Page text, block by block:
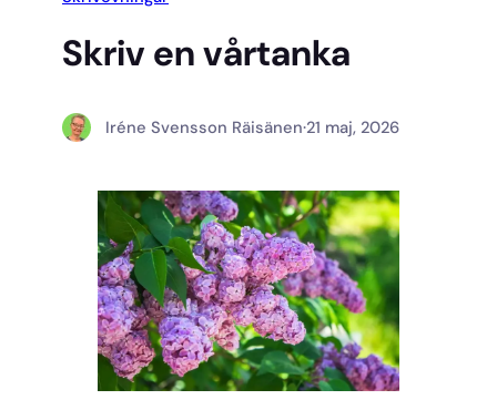
Skriv en vårtanka
Iréne Svensson Räisänen·21 maj, 2026